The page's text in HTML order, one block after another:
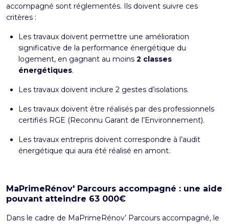
accompagné sont réglementés. Ils doivent suivre ces
critères :
Les travaux doivent permettre une amélioration
significative de la performance énergétique du
logement, en gagnant au moins 2 classes
énergétiques.
Les travaux doivent inclure 2 gestes d’isolations.
Les travaux doivent être réalisés par des professionnels
certifiés RGE (Reconnu Garant de l’Environnement).
Les travaux entrepris doivent correspondre à l’audit
énergétique qui aura été réalisé en amont.
MaPrimeRénov' Parcours accompagné : une aide
pouvant atteindre 63 000€
Dans le cadre de MaPrimeRénov’ Parcours accompagné, le